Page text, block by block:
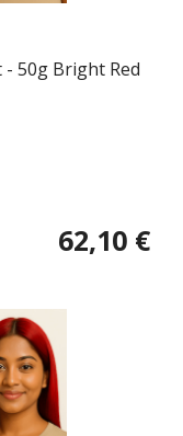
50g Bright Red
62,10 €